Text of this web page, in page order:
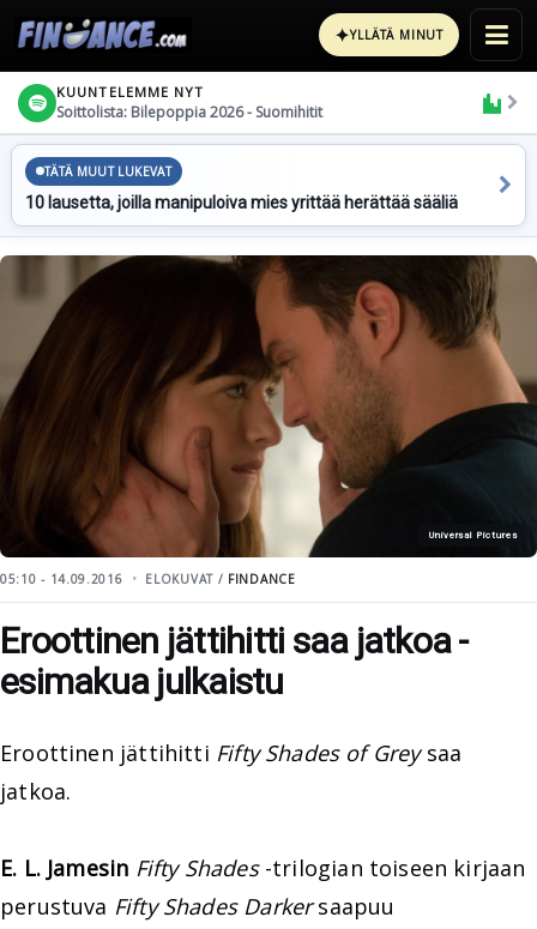
✦YLLÄTÄ MINUT
KUUNTELEMME NYT
Soittolista: Bilepoppia 2026 - Suomihitit
TÄTÄ MUUT LUKEVAT
10 lausetta, joilla manipuloiva mies yrittää herättää sääliä
Universal Pictures
05:10 - 14.09.2016 ELOKUVAT / FINDANCE
Eroottinen jättihitti saa jatkoa -
esimakua julkaistu
Eroottinen jättihitti Fifty Shades of Greysaa
jatkoa.
E. L. Jamesin Fifty Shades-trilogian toiseen kirjaan
perustuva Fifty Shades Darkersaapuu